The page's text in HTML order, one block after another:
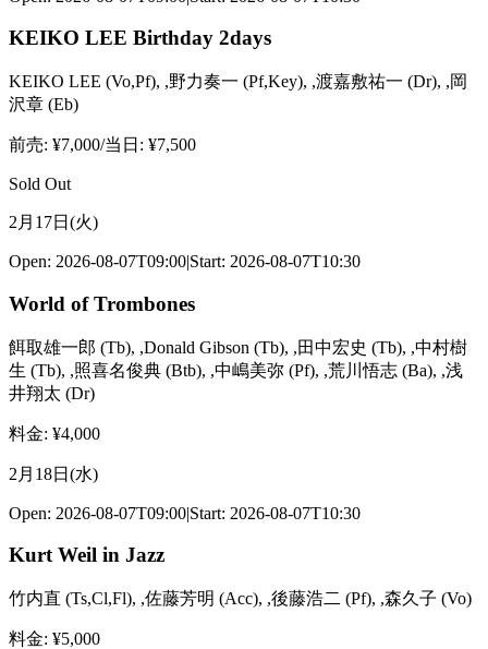
KEIKO LEE Birthday 2days
KEIKO LEE (Vo,Pf), ,野力奏一 (Pf,Key), ,渡嘉敷祐一 (Dr), ,岡
沢章 (Eb)
前売: ¥7,000/当日 : ¥7,500
Sold Out
2月17日(火)
Open: 2026-08-07T09:00|Start: 2026-08-07T10:30
World of Trombones
餌取雄一郎 (Tb), ,Donald Gibson (Tb), ,田中宏史 (Tb), ,中村樹
生 (Tb), ,照喜名俊典 (Btb), ,中嶋美弥 (Pf), ,荒川悟志 (Ba), ,浅
井翔太 (Dr)
料金: ¥4,000
2月18日(水)
Open: 2026-08-07T09:00|Start: 2026-08-07T10:30
Kurt Weil in Jazz
竹内直 (Ts,Cl,Fl), ,佐藤芳明 (Acc), ,後藤浩二 (Pf), ,森久子 (Vo)
料金: ¥5,000